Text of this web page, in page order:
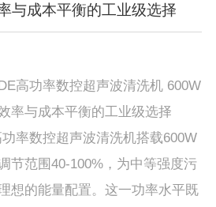
与成本平衡的工业级选择
高功率数控超声波清洗机 600W
率与成本平衡的工业级选择
率数控超声波清洗机搭载600W
节范围40-100%，为中等强度污
想的能量配置。这一功率水平既